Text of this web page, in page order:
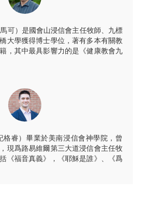
馬可）是國會山浸信會主任牧師、九標
大學獲得博士學位，著有多本有關教
，其中最具影響力的是《健康教會九
格睿）畢業於美南浸信會神學院，曾
現爲路易維爾第三大道浸信會主任牧
《福音真義》，《耶穌是誰》、《爲